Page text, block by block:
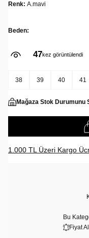
Renk: A.mavi
Beden:
47kez görüntülendi
38 39 40 41
Mağaza Stok Durumunu
1.000 TL Üzeri Kargo
Bu
Fiyat